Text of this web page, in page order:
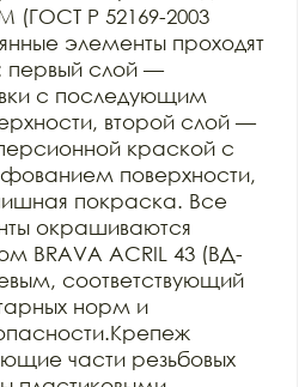
(ГОСТ Р 52169-2003
элементы проходят
первый слой —
с последующим
второй слой —
краской с
поверхности,
покраска. Все
окрашиваются
BRAVA ACRIL 43 (ВД-
соответствующий
норм и
части резьбовых